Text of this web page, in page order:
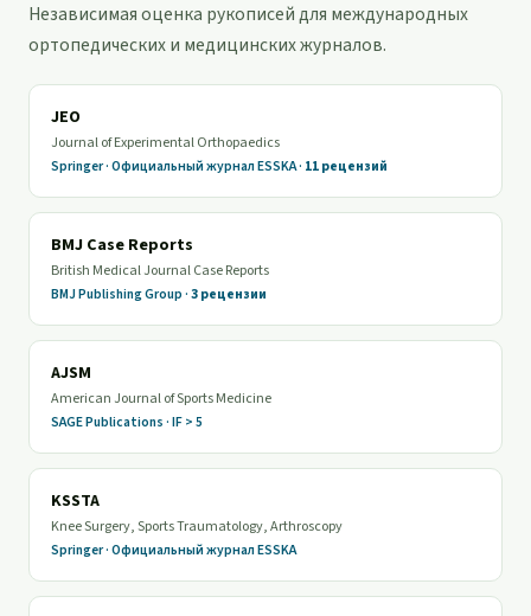
Независимая оценка рукописей для международных
ортопедических и медицинских журналов.
JEO
Journal of Experimental Orthopaedics
Springer · Официальный журнал ESSKA · 11 рецензий
BMJ Case Reports
British Medical Journal Case Reports
BMJ Publishing Group ·3 рецензии
AJSM
American Journal of Sports Medicine
SAGE Publications · IF > 5
KSSTA
Knee Surgery, Sports Traumatology, Arthroscopy
Springer · Официальный журнал ESSKA